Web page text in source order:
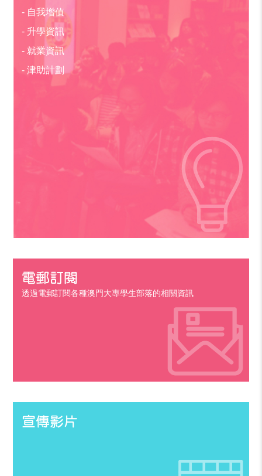
- 自我增值
- 升學資訊
- 就業資訊
- 津助計劃
電郵訂閱
透過電郵訂閱各種澳門大專學生部落的相關資訊
宣傳影片